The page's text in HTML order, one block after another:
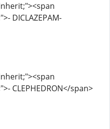
DICLAZEPAM-
CLEPHEDRON</span>